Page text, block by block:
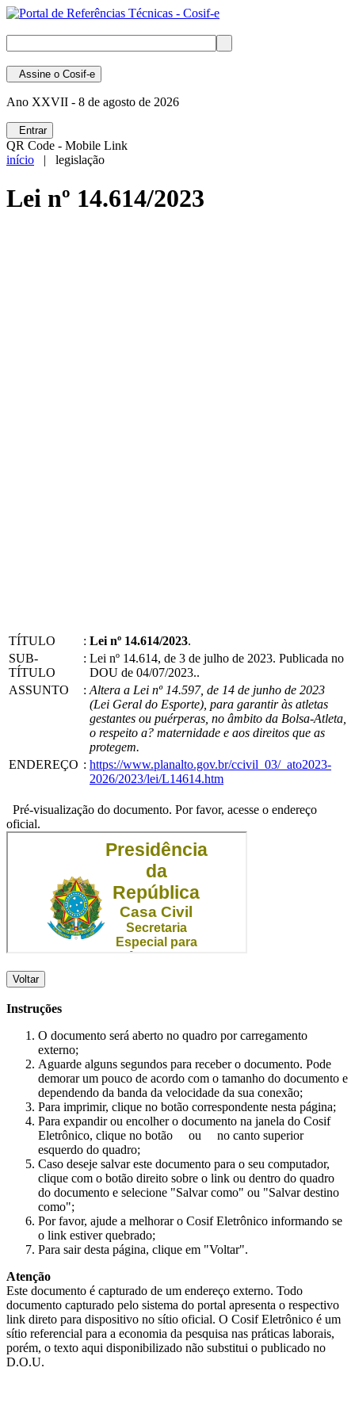
Assine o Cosif-e
Ano XXVII - 8 de agosto de 2026
Entrar
QR Code - Mobile Link
início | legislação
Lei nº 14.614/2023
TÍTULO : Lei nº 14.614/2023.
SUB-
TÍTULO
: Lei nº 14.614, de 3 de julho de 2023. Publicada no
DOU de 04/07/2023..
ASSUNTO
: Altera a Lei nº 14.597, de 14 de junho de 2023
(Lei Geral do Esporte), para garantir às atletas
gestantes ou puérperas, no âmbito da Bolsa-Atleta,
o respeito a? maternidade e aos direitos que as
protegem.
ENDEREÇO : https://www.planalto.gov.br/ccivil_03/_ato2023-
2026/2023/lei/L14614.htm
Pré-visualização do documento. Por favor, acesse o endereço
oficial.
Voltar
Instruções
O documento será aberto no quadro por carregamento
externo;
Aguarde alguns segundos para receber o documento. Pode
demorar um pouco de acordo com o tamanho do documento e
dependendo da banda da velocidade da sua conexão;
Para imprimir, clique no botão correspondente nesta página;
Para expandir ou encolher o documento na janela do Cosif
Eletrônico, clique no botão
ou
no canto superior
esquerdo do quadro;
Caso deseje salvar este documento para o seu computador,
clique com o botão direito sobre o link ou dentro do quadro
do documento e selecione "Salvar como" ou "Salvar destino
como";
Por favor, ajude a melhorar o Cosif Eletrônico informando se
o link estiver quebrado;
Para sair desta página, clique em "Voltar".
Atenção
Este documento é capturado de um endereço externo. Todo
documento capturado pelo sistema do portal apresenta o respectivo
link direto para dispositivo no sítio oficial. O Cosif Eletrônico é um
sítio referencial para a economia da pesquisa nas práticas laborais,
porém, o texto aqui disponibilizado não substitui o publicado no
D.O.U.